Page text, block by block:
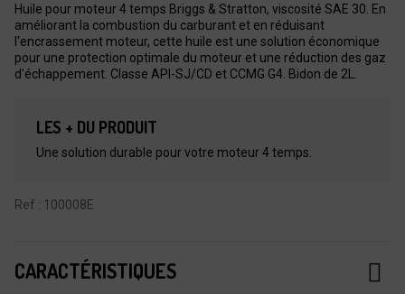
Huile pour moteur 4 temps Briggs & Stratton, viscosité SAE 30. En
améliorant la combustion du carburant et en réduisant
l'encrassement moteur, cette huile est une solution économique
pour une protection optimale du moteur et une réduction des gaz
d'échappement. Classe API-SJ/CD et CCMG G4. Bidon de 2L.
LES + DU PRODUIT
Une solution durable pour votre moteur 4 temps.
Ref : 100008E
CARACTÉRISTIQUES